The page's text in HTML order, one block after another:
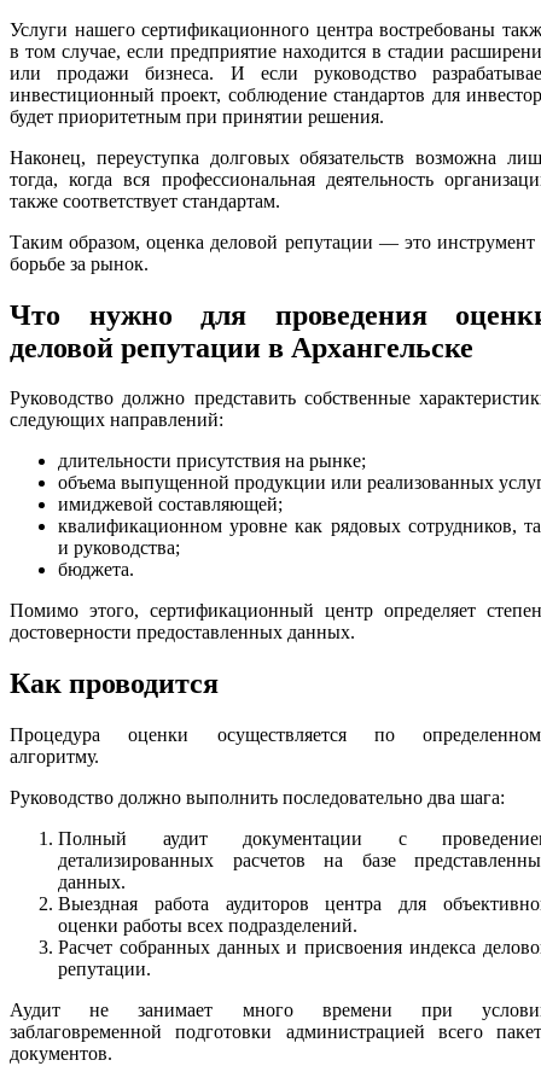
Услуги нашего сертификационного центра востребованы
в том случае, если предприятие находится в стадии
или продажи бизнеса. И если руководство
инвестиционный проект, соблюдение стандартов для
будет приоритетным при принятии решения.
Наконец, переуступка долговых обязательств возможна
тогда, когда вся профессиональная деятельность
также соответствует стандартам.
Таким образом, оценка деловой репутации — это инструмент
борьбе за рынок.
Что нужно для проведения
деловой репутации в Архангельске
Руководство должно представить собственные
следующих направлений:
длительности присутствия на рынке;
объема выпущенной продукции или реализованных
имиджевой составляющей;
квалификационном уровне как рядовых сотрудников,
и руководства;
бюджета.
Помимо этого, сертификационный центр определяет
достоверности предоставленных данных.
Как проводится
Процедура оценки осуществляется по
алгоритму.
Руководство должно выполнить последовательно два шага:
Полный аудит документации с
детализированных расчетов на базе
данных.
Выездная работа аудиторов центра для
оценки работы всех подразделений.
Расчет собранных данных и присвоения индекса
репутации.
Аудит не занимает много времени при
заблаговременной подготовки администрацией всего
документов.